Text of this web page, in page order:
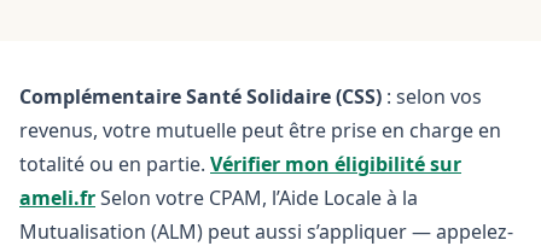
Complémentaire Santé Solidaire (CSS) : selon vos
revenus, votre mutuelle peut être prise en charge en
totalité ou en partie. Vérifier mon éligibilité sur
ameli.frSelon votre CPAM, l’Aide Locale à la
Mutualisation (ALM) peut aussi s’appliquer — appelez-